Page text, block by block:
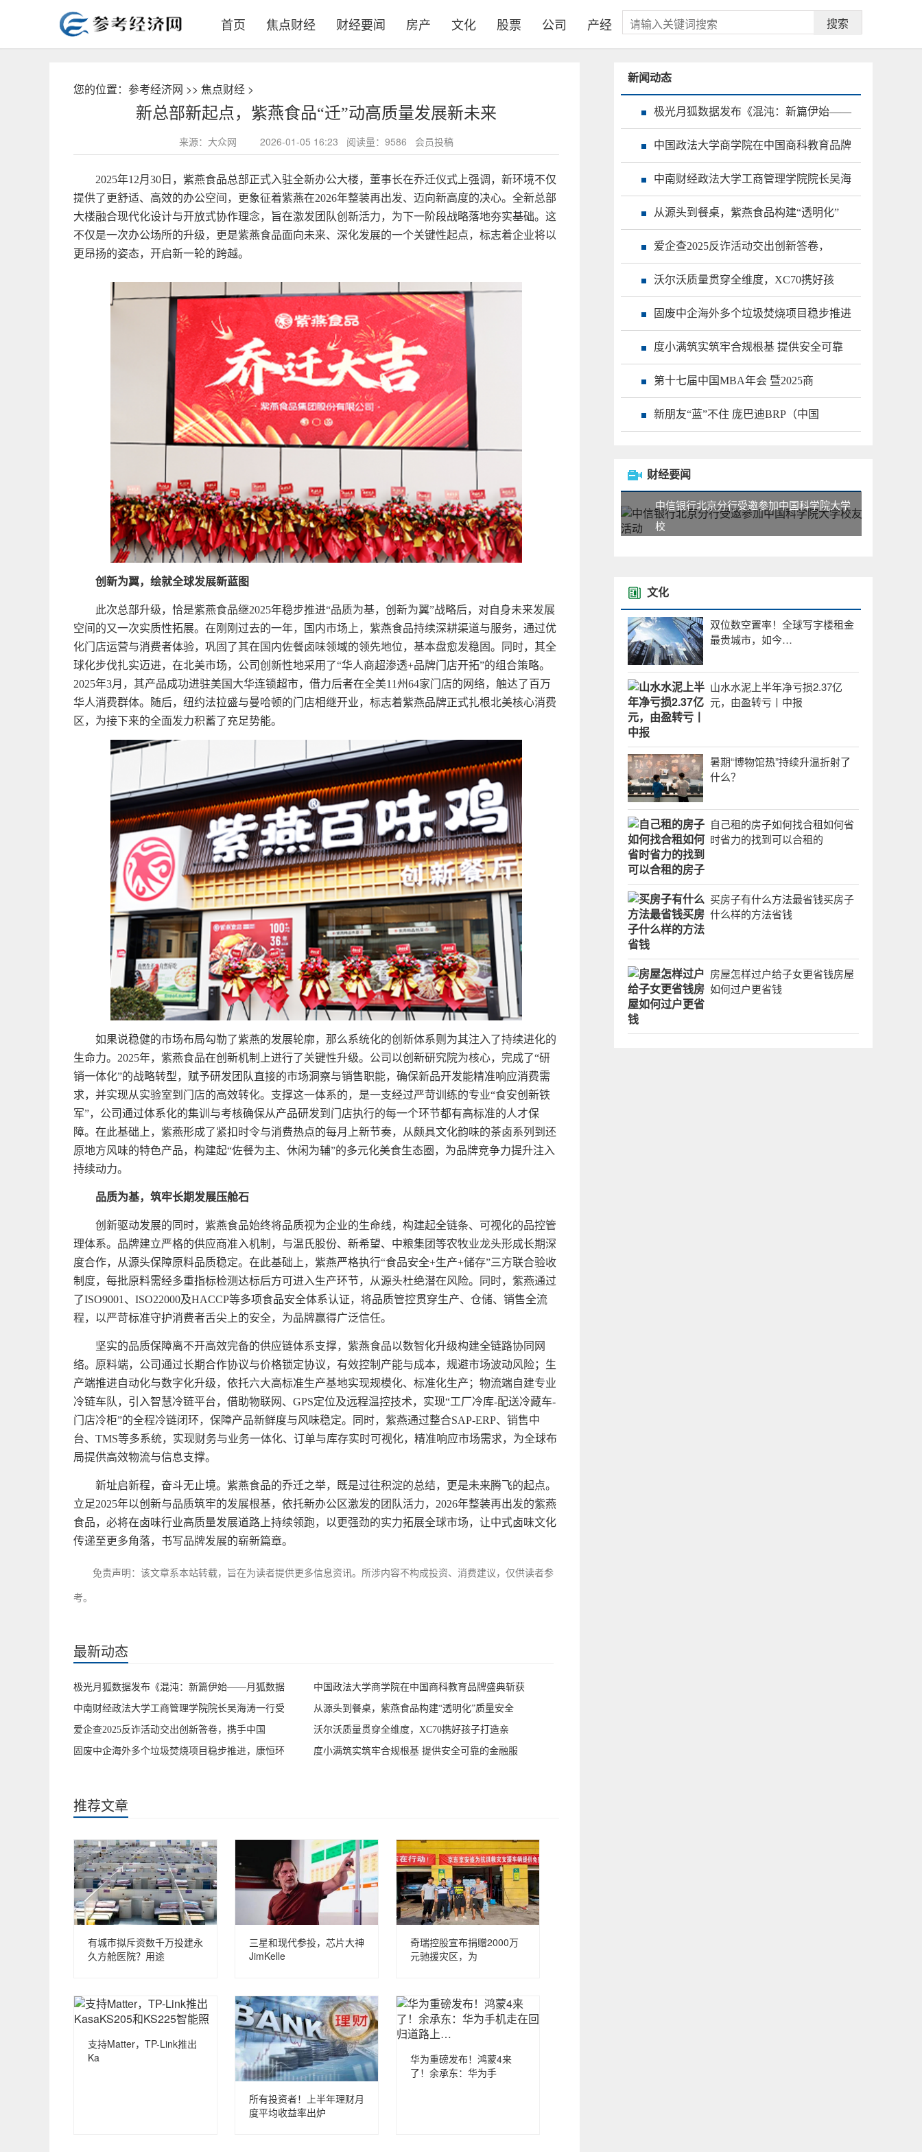
首页 焦点财经 财经要闻 房产 文化 股票 公司 产经 搜索
您的位置： 参考经济网 >> 焦点财经 >
新总部新起点，紫燕食品“迁”动高质量发展新未来
来源：大众网 2026-01-05 16:23 阅读量：9586 会员投稿
2025年12月30日，紫燕食品总部正式入驻全新办公大楼，董事长在乔迁仪式上强调，新环境不仅
提供了更舒适、高效的办公空间，更象征着紫燕在2026年整装再出发、迈向新高度的决心。全新总部
大楼融合现代化设计与开放式协作理念，旨在激发团队创新活力，为下一阶段战略落地夯实基础。这
不仅是一次办公场所的升级，更是紫燕食品面向未来、深化发展的一个关键性起点，标志着企业将以
更昂扬的姿态，开启新一轮的跨越。
创新为翼，绘就全球发展新蓝图
此次总部升级，恰是紫燕食品继2025年稳步推进“品质为基，创新为翼”战略后，对自身未来发展
空间的又一次实质性拓展。在刚刚过去的一年，国内市场上，紫燕食品持续深耕渠道与服务，通过优
化门店运营与消费者体验，巩固了其在国内佐餐卤味领域的领先地位，基本盘愈发稳固。同时，其全
球化步伐扎实迈进，在北美市场，公司创新性地采用了“华人商超渗透+品牌门店开拓”的组合策略。
2025年3月，其产品成功进驻美国大华连锁超市，借力后者在全美11州64家门店的网络，触达了百万
华人消费群体。随后，纽约法拉盛与曼哈顿的门店相继开业，标志着紫燕品牌正式扎根北美核心消费
区，为接下来的全面发力积蓄了充足势能。
如果说稳健的市场布局勾勒了紫燕的发展轮廓，那么系统化的创新体系则为其注入了持续进化的
生命力。2025年，紫燕食品在创新机制上进行了关键性升级。公司以创新研究院为核心，完成了“研
销一体化”的战略转型，赋予研发团队直接的市场洞察与销售职能，确保新品开发能精准响应消费需
求，并实现从实验室到门店的高效转化。支撑这一体系的，是一支经过严苛训练的专业“食安创新铁
军”，公司通过体系化的集训与考核确保从产品研发到门店执行的每一个环节都有高标准的人才保
障。在此基础上，紫燕形成了紧扣时令与消费热点的每月上新节奏，从颇具文化韵味的茶卤系列到还
原地方风味的特色产品，构建起“佐餐为主、休闲为辅”的多元化美食生态圈，为品牌竞争力提升注入
持续动力。
品质为基，筑牢长期发展压舱石
创新驱动发展的同时，紫燕食品始终将品质视为企业的生命线，构建起全链条、可视化的品控管
理体系。品牌建立严格的供应商准入机制，与温氏股份、新希望、中粮集团等农牧业龙头形成长期深
度合作，从源头保障原料品质稳定。在此基础上，紫燕严格执行“食品安全+生产+储存”三方联合验收
制度，每批原料需经多重指标检测达标后方可进入生产环节，从源头杜绝潜在风险。同时，紫燕通过
了ISO9001、ISO22000及HACCP等多项食品安全体系认证，将品质管控贯穿生产、仓储、销售全流
程，以严苛标准守护消费者舌尖上的安全，为品牌赢得广泛信任。
坚实的品质保障离不开高效完备的供应链体系支撑，紫燕食品以数智化升级构建全链路协同网
络。原料端，公司通过长期合作协议与价格锁定协议，有效控制产能与成本，规避市场波动风险；生
产端推进自动化与数字化升级，依托六大高标准生产基地实现规模化、标准化生产；物流端自建专业
冷链车队，引入智慧冷链平台，借助物联网、GPS定位及远程温控技术，实现“工厂冷库-配送冷藏车-
门店冷柜”的全程冷链闭环，保障产品新鲜度与风味稳定。同时，紫燕通过整合SAP-ERP、销售中
台、TMS等多系统，实现财务与业务一体化、订单与库存实时可视化，精准响应市场需求，为全球布
局提供高效物流与信息支撑。
新址启新程，奋斗无止境。紫燕食品的乔迁之举，既是过往积淀的总结，更是未来腾飞的起点。
立足2025年以创新与品质筑牢的发展根基，依托新办公区激发的团队活力，2026年整装再出发的紫燕
食品，必将在卤味行业高质量发展道路上持续领跑，以更强劲的实力拓展全球市场，让中式卤味文化
传递至更多角落，书写品牌发展的崭新篇章。
免责声明：该文章系本站转载，旨在为读者提供更多信息资讯。所涉内容不构成投资、消费建议，仅供读者参
考。
最新动态
极光月狐数据发布《混沌：新篇伊始——月狐数据 中国政法大学商学院在中国商科教育品牌盛典斩获
中南财经政法大学工商管理学院院长吴海涛一行受 从源头到餐桌，紫燕食品构建“透明化”质量安全
爱企查2025反诈活动交出创新答卷，携手中国 沃尔沃质量贯穿全维度，XC70携好孩子打造亲
固废中企海外多个垃圾焚烧项目稳步推进，康恒环 度小满筑实筑牢合规根基 提供安全可靠的金融服
推荐文章
有城市拟斥资数千万投建永
久方舱医院？用途
三星和现代参投，芯片大神
JimKelle
奇瑞控股宣布捐赠2000万
元驰援灾区，为
支持Matter，TP-Link推出
Ka
所有投资者！上半年理财月
度平均收益率出炉
华为重磅发布！鸿蒙4来
了！余承东：华为手
新闻动态
极光月狐数据发布《混沌：新篇伊始——
中国政法大学商学院在中国商科教育品牌
中南财经政法大学工商管理学院院长吴海
从源头到餐桌，紫燕食品构建“透明化”
爱企查2025反诈活动交出创新答卷，
沃尔沃质量贯穿全维度，XC70携好孩
固废中企海外多个垃圾焚烧项目稳步推进
度小满筑实筑牢合规根基 提供安全可靠
第十七届中国MBA年会 暨2025商
新朋友“蓝”不住 庞巴迪BRP（中国
财经要闻
中信银行北京分行受邀参加中国科学院大学
校
文化
双位数空置率！全球写字楼租金
最贵城市，如今…
山水水泥上半年净亏损2.37亿
元，由盈转亏丨中报
暑期“博物馆热”持续升温折射了
什么？
自己租的房子如何找合租如何省
时省力的找到可以合租的
买房子有什么方法最省钱买房子
什么样的方法省钱
房屋怎样过户给子女更省钱房屋
如何过户更省钱